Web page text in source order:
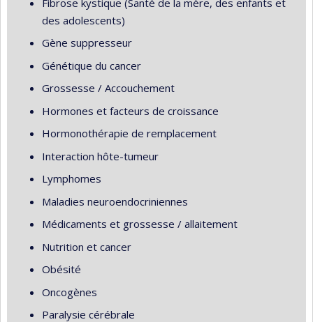
des adolescents)
Gène suppresseur
Génétique du cancer
Grossesse / Accouchement
Hormones et facteurs de croissance
Hormonothérapie de remplacement
Interaction hôte-tumeur
Lymphomes
Maladies neuroendocriniennes
Médicaments et grossesse / allaitement
Nutrition et cancer
Obésité
Oncogènes
Paralysie cérébrale